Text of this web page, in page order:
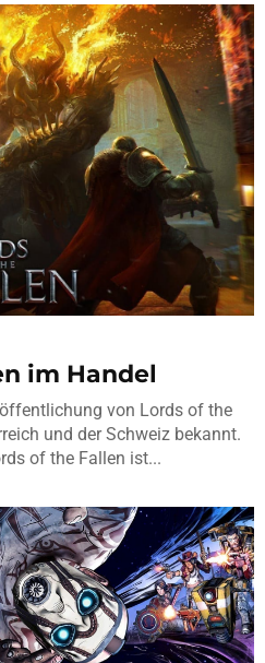
im Handel
von Lords of the
und der Schweiz bekannt.
of the Fallen ist...